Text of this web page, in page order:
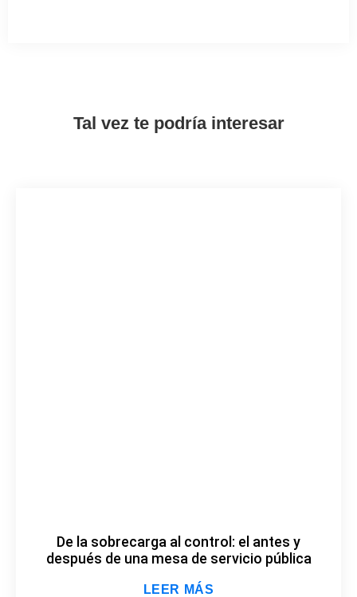
Tal vez te podría interesar
De la sobrecarga al control: el antes y
después de una mesa de servicio pública
LEER MÁS